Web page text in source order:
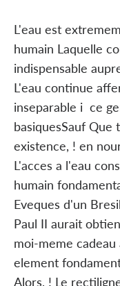
L'eau est
humain Laquelle
indispensable
L'eau continue
inseparable i ce
basiquesSauf Que
existence, ! en
L'acces a l'eau
humain
Eveques d'un
Paul II aurait
moi-meme
element
Alors, ! Le